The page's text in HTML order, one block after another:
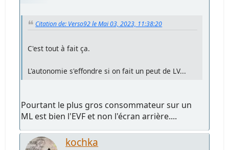
Citation de: Verso92 le Mai 03, 2023, 11:38:20
C'est tout à fait ça.
L'autonomie s'effondre si on fait un peut de LV...
Pourtant le plus gros consommateur sur un
ML est bien l'EVF et non l'écran arrière....
kochka